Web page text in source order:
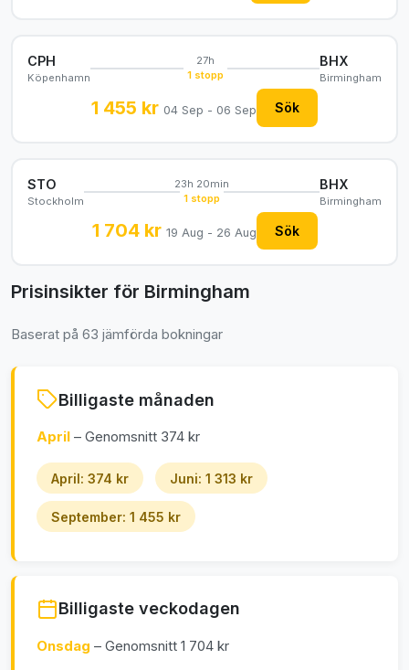
CPH
Köpenhamn
27h
1 stopp
BHX
Birmingham
1 455 kr 04 Sep - 06 Sep Sök
STO
Stockholm
23h 20min
1 stopp
BHX
Birmingham
1 704 kr 19 Aug - 26 Aug Sök
Prisinsikter för Birmingham
Baserat på 63 jämförda bokningar
Billigaste månaden
April – Genomsnitt 374 kr
April: 374 kr Juni: 1 313 kr
September: 1 455 kr
Billigaste veckodagen
Onsdag – Genomsnitt 1 704 kr